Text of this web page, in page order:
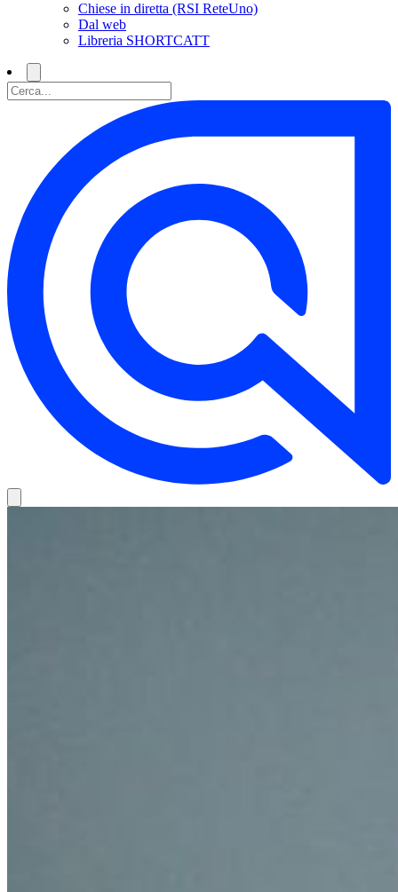
Chiese in diretta (RSI ReteUno)
Dal web
Libreria SHORTCATT